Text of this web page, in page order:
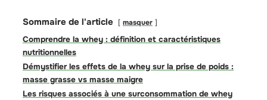
Sommaire de l'article masquer
Comprendre la whey : définition et caractéristiques
nutritionnelles
Démystifier les effets de la whey sur la prise de poids :
masse grasse vs masse maigre
Les risques associés à une surconsommation de whey